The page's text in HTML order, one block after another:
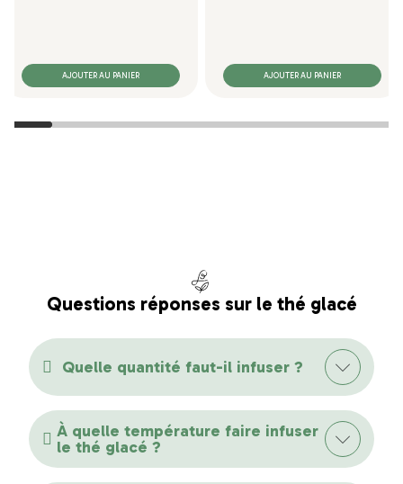
AJOUTER AU PANIER AJOUTER AU PANIER
Questions réponses sur le thé glacé
Quelle quantité faut-il infuser ?
À quelle température faire infuser
le thé glacé ?